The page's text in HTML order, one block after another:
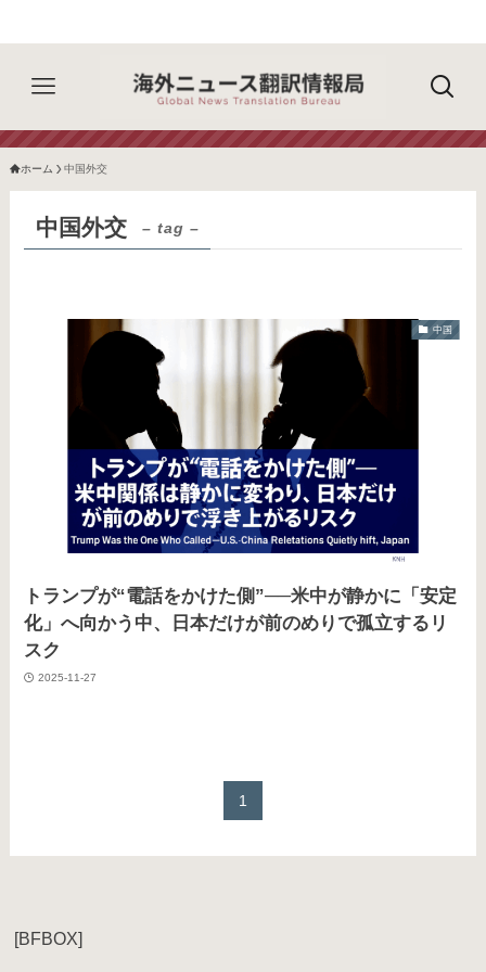
ホーム 中国外交
中国外交 – tag –
中国
トランプが“電話をかけた側”──米中が静かに「安定
化」へ向かう中、日本だけが前のめりで孤立するリ
スク
2025-11-27
1
[BFBOX]